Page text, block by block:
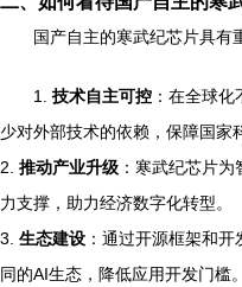
国产自主的寒武纪芯片具有
1. 技术自主可控 ：在全球
少对外部技术的依赖，保障国家
2. 推动产业升级 ：寒武纪芯片
力支撑，助力经济数字化转型。
3. 生态建设 ：通过开源框架和
同的AI生态，降低应用开发门槛。